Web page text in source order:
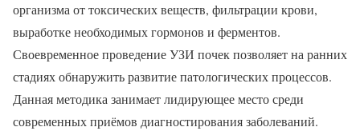
организма от токсических веществ, фильтрации крови,
выработке необходимых гормонов и ферментов.
Своевременное проведение УЗИ почек позволяет на ранних
стадиях обнаружить развитие патологических процессов.
Данная методика занимает лидирующее место среди
современных приёмов диагностирования заболеваний.